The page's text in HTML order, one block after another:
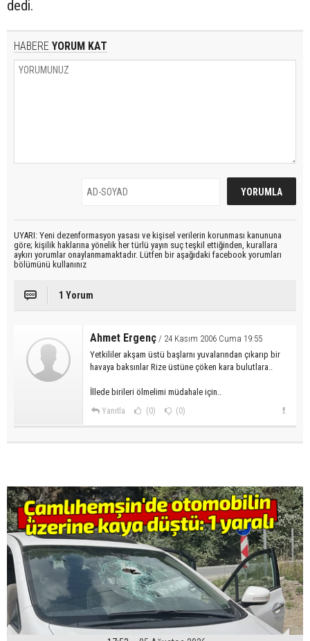
dedi.
HABERE YORUM KAT
UYARI: Yeni dezenformasyon yasası ve kişisel verilerin korunması kanununa
göre; kişilik haklarına yönelik her türlü yayın suç teşkil ettiğinden, kurallara
aykırı yorumlar onaylanmamaktadır. Lütfen bir aşağıdaki facebook yorumları
bölümünü kullanınız
1 Yorum
Ahmet Ergenç / 24 Kasım 2006 Cuma 19:55
Yetkililer akşam üstü başlarnı yuvalarından çıkarıp bir
havaya baksınlar Rize üstüne çöken kara bulutlara..
İllede birileri ölmelimi müdahale için..
Yanıtla (0) (0)